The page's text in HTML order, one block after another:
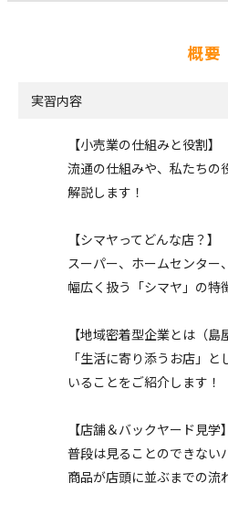
概要
実習内容
【小売業の仕組みと役割】
流通の仕組みや、私たちの
解説します！
【シマヤってどんな店？】
スーパー、ホームセンター
幅広く扱う「シマヤ」の特
【地域密着型企業とは（島
「生活に寄り添うお店」
いることをご紹介します！
【店舗＆バックヤード見学】
普段は見ることのできない
商品が店頭に並ぶまでの流